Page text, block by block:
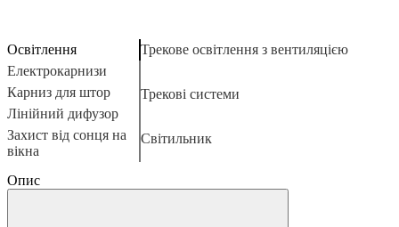
Освітлення
Електрокарнизи
Карниз для штор
Лінійний дифузор
Захист від сонця на
вікна
Трекове освітлення з вентиляцією
Трекові системи
Світильник
Опис